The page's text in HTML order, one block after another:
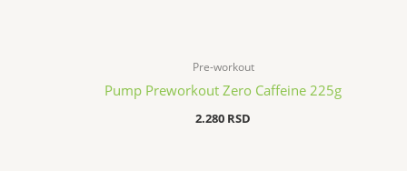
Pre-workout
Pump Preworkout Zero Caffeine 225g
2.280 RSD